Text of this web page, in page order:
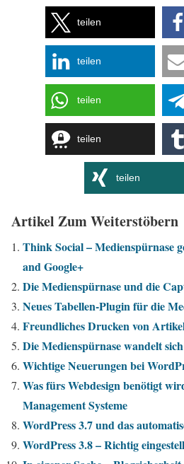
teilen
teilen
teilen
teilen
teilen
Artikel Zum Weiterstöbern
Think Social – Medienspürnase
and Google+
Die Medienspürnase und die
Neues Tabellen-Plugin für die
Freundliches Drucken von
Die Medienspürnase wandelt sich
Wichtige Neuerungen bei
Was fürs Webdesign benötigt
Management Systeme
WordPress 3.7 und das
WordPress 3.8 – Richtig